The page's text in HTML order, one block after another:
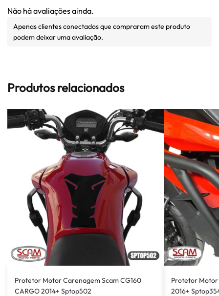
Não há avaliações ainda.
Apenas clientes conectados que compraram este produto
podem deixar uma avaliação.
Produtos relacionados
Protetor Motor Carenagem Scam CG160
CARGO 2014+ Sptop502
Protetor Motor
2016+